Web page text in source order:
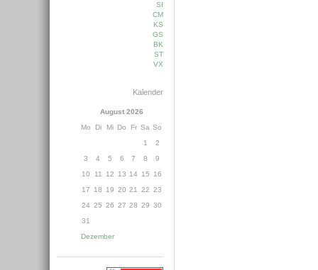
SI
CM
KS
GS
BK
ST
VX
Kalender
August 2026
Mo
Di Mi Do Fr Sa So
1
2
3
4 5 6 7 8
9
10
11 12 13 14 15
16
17
18 19 20 21 22 23
24 25 26 27 28 29 30
31
Dezember